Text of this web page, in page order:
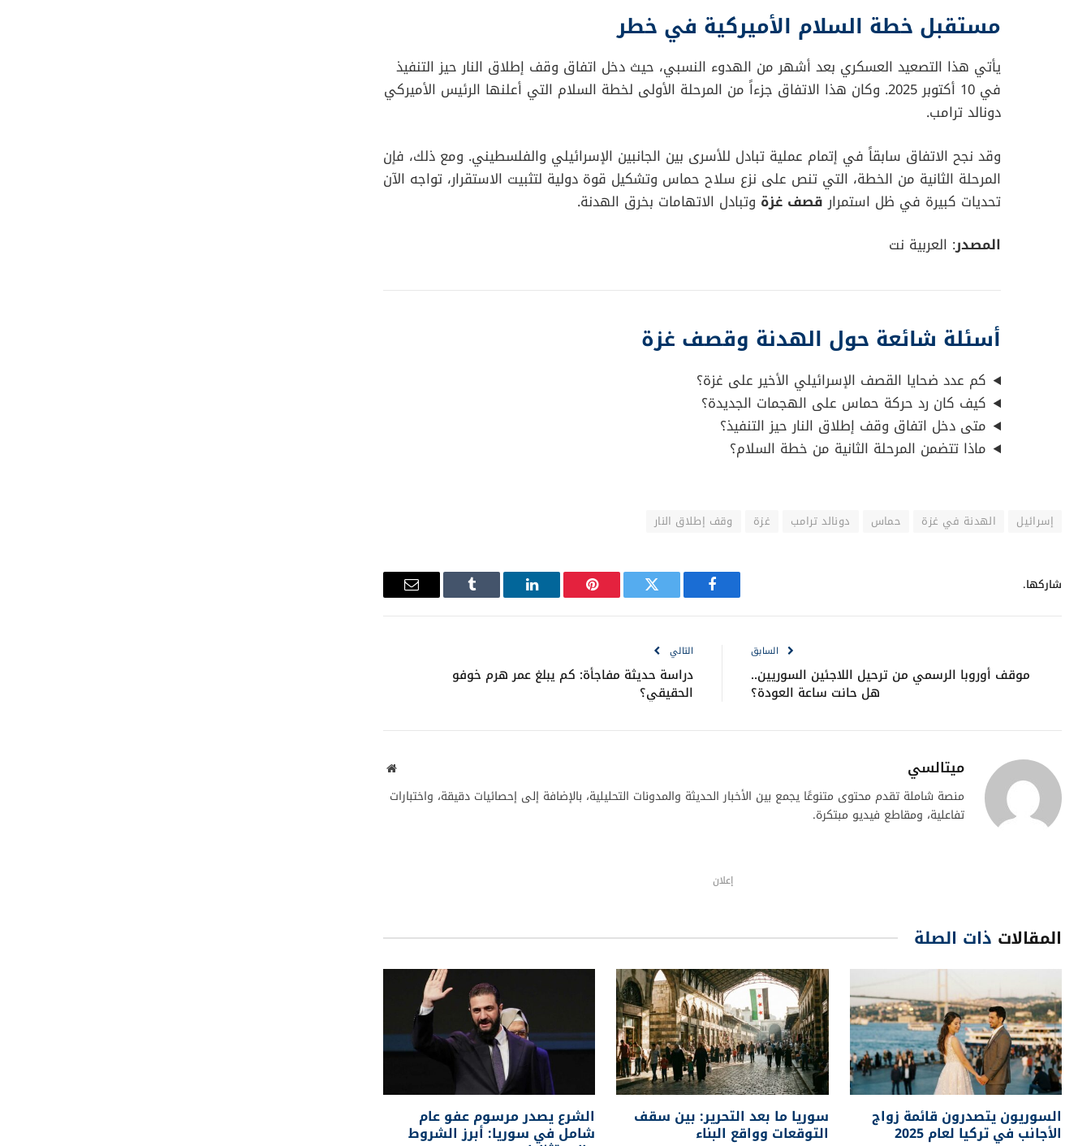
مستقبل خطة السلام الأميركية في خطر
يأتي هذا التصعيد العسكري بعد أشهر من الهدوء النسبي، حيث دخل اتفاق وقف إطلاق النار حيز التنفيذ
في 10 أكتوبر 2025. وكان هذا الاتفاق جزءاً من المرحلة الأولى لخطة السلام التي أعلنها الرئيس الأميركي
دونالد ترامب.
وقد نجح الاتفاق سابقاً في إتمام عملية تبادل للأسرى بين الجانبين الإسرائيلي والفلسطيني. ومع ذلك، فإن
المرحلة الثانية من الخطة، التي تنص على نزع سلاح حماس وتشكيل قوة دولية لتثبيت الاستقرار، تواجه الآن
تحديات كبيرة في ظل استمرارقصف غزة وتبادل الاتهامات بخرق الهدنة.
المصدر: العربية نت
أسئلة شائعة حول الهدنة وقصف غزة
كم عدد ضحايا القصف الإسرائيلي الأخير على غزة؟
كيف كان رد حركة حماس على الهجمات الجديدة؟
متى دخل اتفاق وقف إطلاق النار حيز التنفيذ؟
ماذا تتضمن المرحلة الثانية من خطة السلام؟
إسرائيل الهدنة في غزة حماس دونالد ترامب غزة وقف إطلاق النار
شاركها.
فيسبوك تويتر بينتيريستلينكدإن Tumblr
البريد
السابق
موقف أوروبا الرسمي من ترحيل اللاجئين السوريين..
هل حانت ساعة العودة؟
التالي
دراسة حديثة مفاجأة: كم يبلغ عمر هرم خوفو
الحقيقي؟
ميتالسي
موقع
منصة شاملة تقدم محتوى متنوعًا يجمع بين الأخبار الحديثة والمدونات التحليلية، بالإضافة إلى إحصائيات دقيقة، واختبارات
تفاعلية، ومقاطع فيديو مبتكرة.
إعلان
المقالات ذات الصلة
السوريون يتصدرون قائمة زواج
الأجانب في تركيا لعام 2025
سوريا ما بعد التحرير: بين سقف
التوقعات وواقع البناء
الشرع يصدر مرسوم عفو عام
شامل في سوريا: أبرز الشروط